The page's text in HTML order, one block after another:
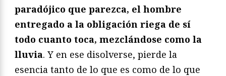
paradójico que parezca, el hombre
entregado a la obligación riega de sí
todo cuanto toca, mezclándose como la
lluvia. Y en ese disolverse, pierde la
esencia tanto de lo que es como de lo que